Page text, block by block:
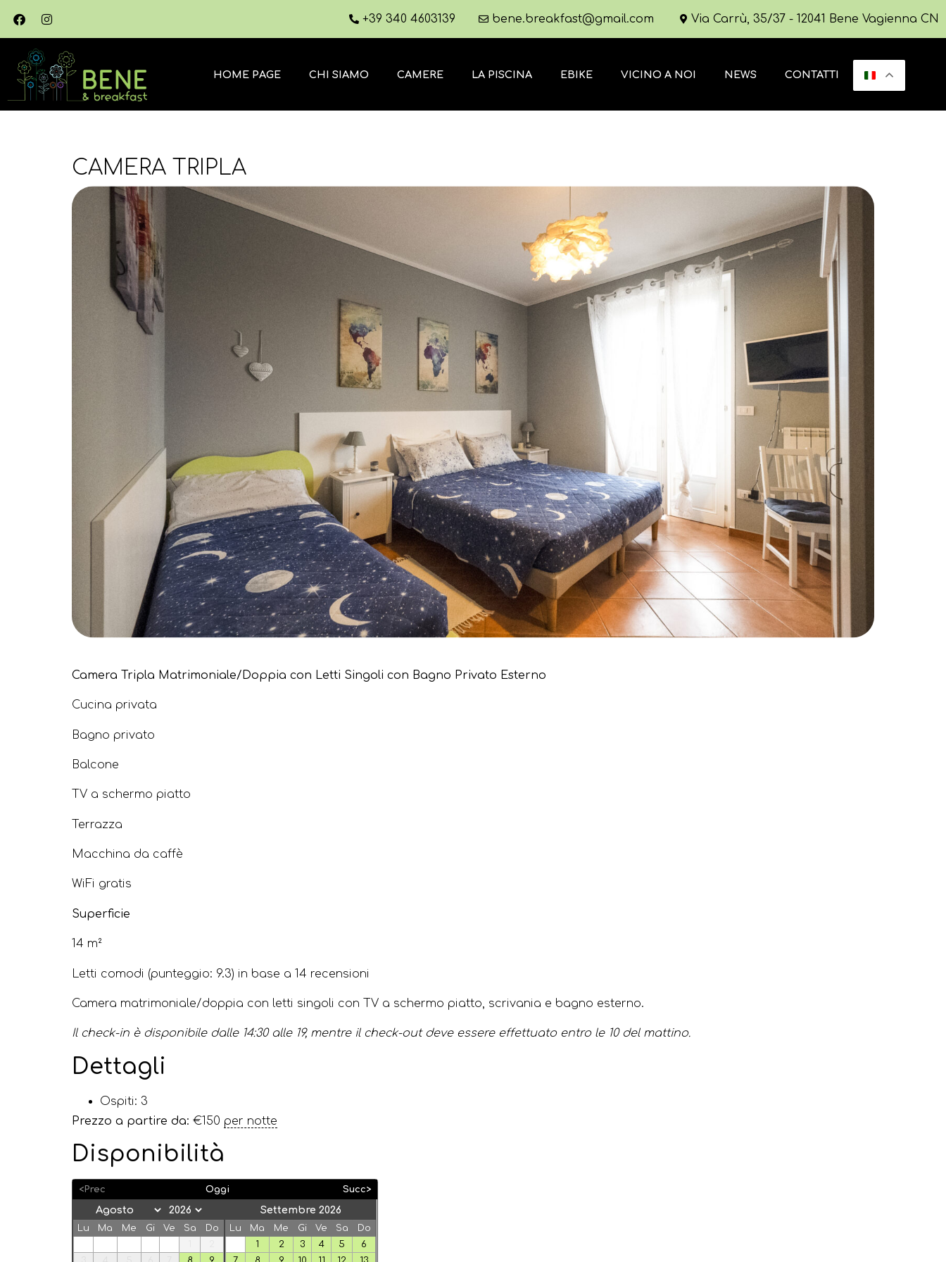
+39 340 4603139 bene.breakfast@gmail.com Via Carrù, 35/37 - 12041 Bene Vagienna CN
HOME PAGE CHI SIAMO CAMERE LA PISCINA EBIKE VICINO A NOI NEWS CONTATTI
CAMERA TRIPLA
Camera Tripla Matrimoniale/Doppia con Letti Singoli con Bagno Privato Esterno
Cucina privata
Bagno privato
Balcone
TV a schermo piatto
Terrazza
Macchina da caffè
WiFi gratis
Superficie
14 m²
Letti comodi (punteggio: 9.3) in base a 14 recensioni
Camera matrimoniale/doppia con letti singoli con TV a schermo piatto, scrivania e bagno esterno.
Il check-in è disponibile dalle 14:30 alle 19, mentre il check-out deve essere effettuato entro le 10 del mattino.
Dettagli
Ospiti: 3
Prezzo a partire da: €150 per notte
Disponibilità
<Prec Oggi Succ>
Lu Ma Me Gi Ve Sa
Do
Settembre 2026
Lu Ma Me Gi Ve Sa
Do
1
2 3 4 5
6